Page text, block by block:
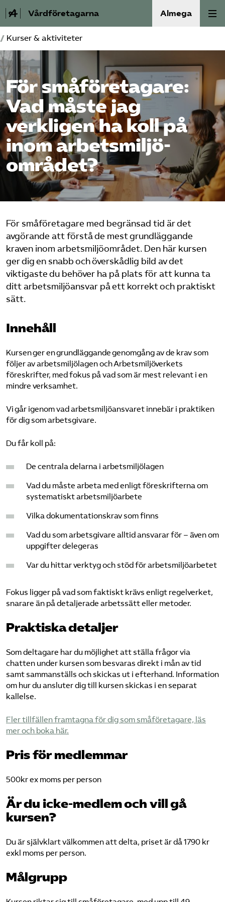
Vårdföretagarna Almega
Valmanifest
Medlemskap
Aktiviteter
Våra frågor
Om oss
Pressrum
Mina sidor
Privat Vårdfakta
Bli medlem
Logga in på Arbetsgivarguiden
Sök på vardforetagarna.se
Press
In English
/ Kurser & aktiviteter
För små­företagare:
Vad måste jag
verkligen ha koll på
inom arbetsmiljö-
området?
För småföretagare med begränsad tid är det
avgörande att förstå de mest grundläggande
kraven inom arbetsmiljöområdet. Den här kursen
ger dig en snabb och överskådlig bild av det
viktigaste du behöver ha på plats för att kunna ta
ditt arbetsmiljöansvar på ett korrekt och praktiskt
sätt.
Innehåll
Kursen ger en grundläggande genomgång av de krav som
följer av arbetsmiljölagen och Arbetsmiljöverkets
föreskrifter, med fokus på vad som är mest relevant i en
mindre verksamhet.
Vi går igenom vad arbetsmiljöansvaret innebär i praktiken
för dig som arbetsgivare.
Du får koll på:
De centrala delarna i arbetsmiljölagen
Vad du måste arbeta med enligt föreskrifterna om
systematiskt arbetsmiljöarbete
Vilka dokumentationskrav som finns
Vad du som arbetsgivare alltid ansvarar för – även om
uppgifter delegeras
Var du hittar verktyg och stöd för arbetsmiljöarbetet
Fokus ligger på vad som faktiskt krävs enligt regelverket,
snarare än på detaljerade arbetssätt eller metoder.
Praktiska detaljer
Som deltagare har du möjlighet att ställa frågor via
chatten under kursen som besvaras direkt i mån av tid
samt sammanställs och skickas ut i efterhand. Information
om hur du ansluter dig till kursen skickas i en separat
kallelse.
Fler tillfällen framtagna för dig som småföretagare, läs
mer och boka här.
Pris för medlemmar
500kr ex moms per person
Är du icke-medlem och vill gå
kursen?
Du är självklart välkommen att delta, priset är då 1790 kr
exkl moms per person.
Målgrupp